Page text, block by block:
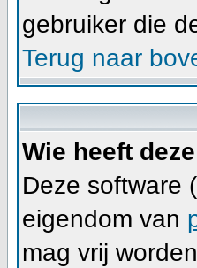
gebruiker die
Terug naar
Wie heeft
Deze software
eigendom van
mag vrij